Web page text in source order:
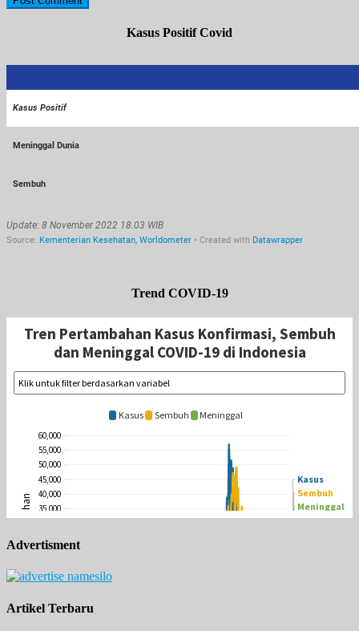
Kasus Positif Covid
Trend COVID-19
Advertisment
Artikel Terbaru